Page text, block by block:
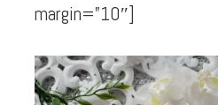
margin=”10″]